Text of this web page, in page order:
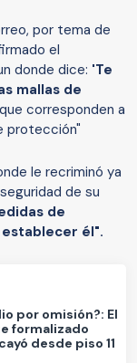
por tema de
el
donde dice: 'Te
mallas de
corresponden a
protección"
le recriminó ya
de su
de
él".
por omisión?: El
formalizado
desde piso 11